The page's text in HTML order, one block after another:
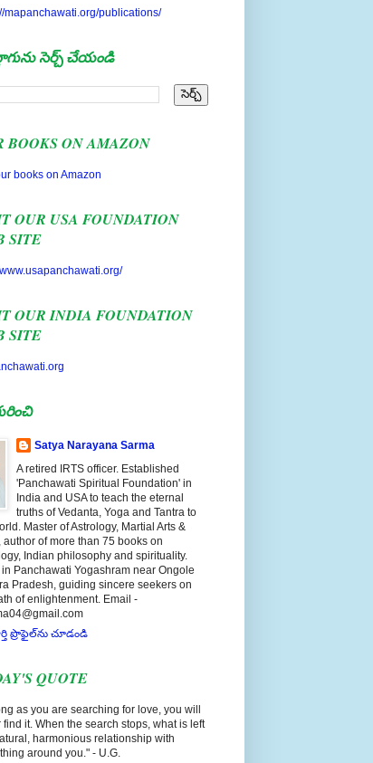
mapanchawati.org/publications/
సెర్చ్ చేయండి
BOOKS ON AMAZON
books on Amazon
OUR USA FOUNDATION
SITE
OUR INDIA FOUNDATION
SITE
Satya Narayana Sarma
A retired IRTS officer. Established
'Panchawati Spiritual Foundation' in
India and USA to teach the eternal
truths of Vedanta, Yoga and Tantra to
Master of Astrology, Martial Arts &
author of more than 75 books on
Indian philosophy and spirituality.
in Panchawati Yogashram near Ongole
Pradesh, guiding sincere seekers on
of enlightenment. Email -
ప్రొఫైల్‌ను చూడండి
QUOTE
as you are searching for love, you will
find it. When the search stops, what is left
harmonious relationship with
around you." - U.G.